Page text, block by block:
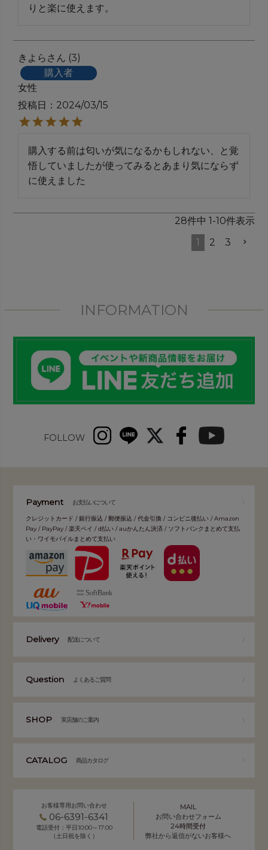
りと楽に使えます。
きよら
3
購入者
女性
投稿日
2024/03/15
購入する前は匂いが気になるかもしれない、と覚
悟していましたが使ってみるとあまり気にならず
に使えました
28件中 1 -10件表示
1
2 3
INFORMATION
FOLLOW
Payment お支払いについて
クレジットカード / 銀行振込 / 郵便振込 / 代金引換 / コンビニ後払い / Amazon
Pay / PayPay / 楽天ペイ / d払い / auかんたん決済 / ソフトバンクまとめて支払
い・ワイモバイルまとめて支払い
Delivery 配送について
Question よくあるご質問
SHOP 実店舗のご案内
CATALOG 商品カタログ
お客様専用お問い合わせ
06-6391-6341
電話受付：平日10:00～17:00
（土日祝を除く）
MAIL
お問い合わせフォーム
24時間受付
弊社から返信がないお客様へ